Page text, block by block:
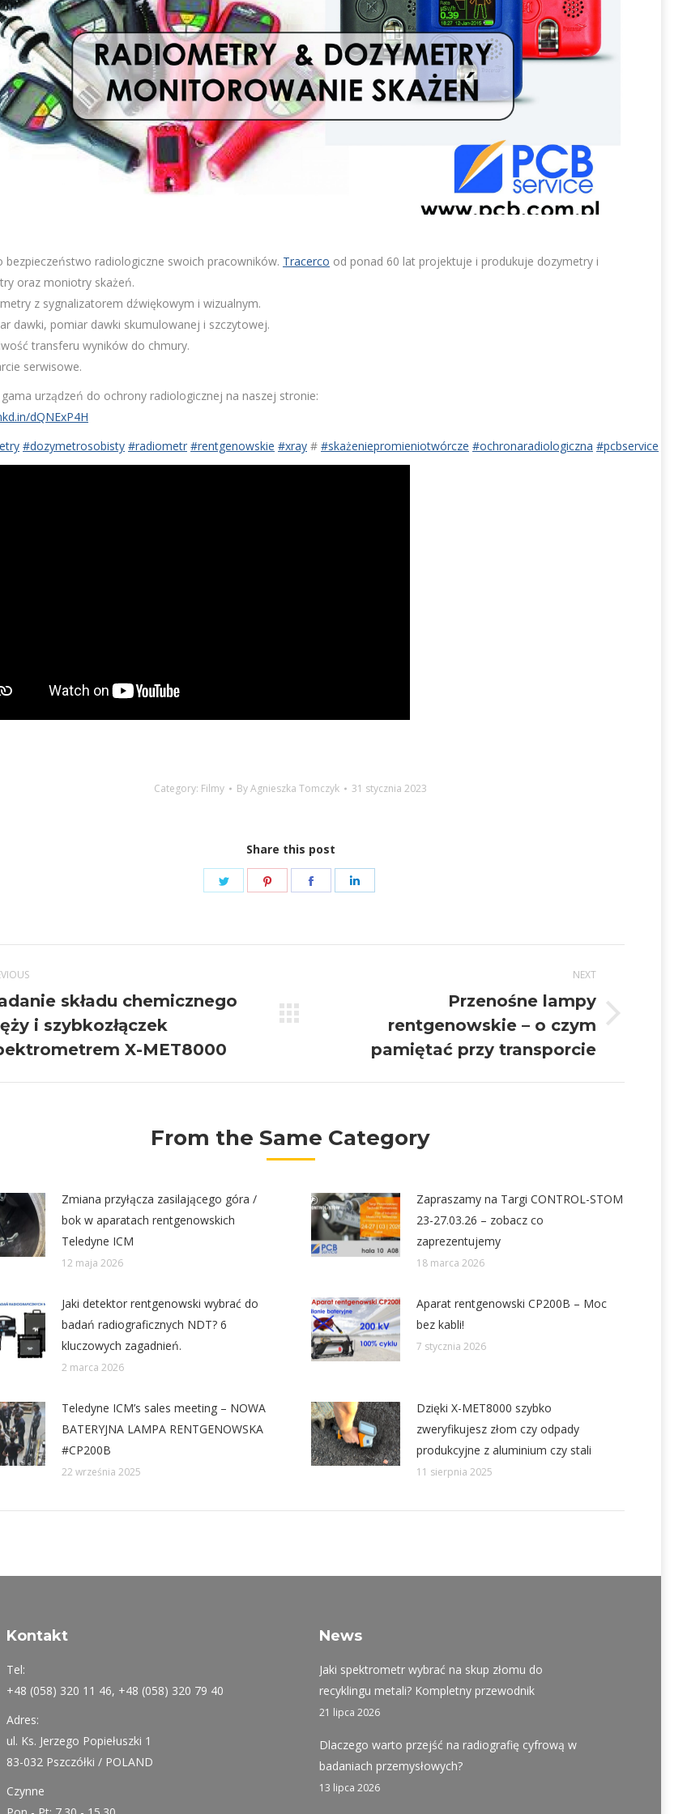
bezpieczeństwo radiologiczne swoich pracowników. Tracerco od ponad 60 lat projektuje i produkuje dozymetry i
oraz moniotry skażeń.
z sygnalizatorem dźwiękowym i wizualnym.
dawki, pomiar dawki skumulowanej i szczytowej.
transferu wyników do chmury.
serwisowe.
gama urządzeń do ochrony radiologicznej na naszej stronie:
dQNExP4H
#dozymetrosobisty #radiometr #rentgenowskie #xray # #skażeniepromieniotwórcze #ochronaradiologiczna #pcbservice
Category: Filmy ByAgnieszka Tomczyk 31 stycznia 2023
Share this post
Share
Share
Share
składu chemicznego
i szybkozłączek
X-MET8000
NEXT
Przenośne lampy
rentgenowskie – o czym
pamiętać przy transporcie
From the Same Category
Zmiana przyłącza zasilającego góra /
bok w aparatach rentgenowskich
Teledyne ICM
12 maja 2026
Zapraszamy na Targi CONTROL-STOM
23-27.03.26 – zobacz co
zaprezentujemy
18 marca 2026
Jaki detektor rentgenowski wybrać do
badań radiograficznych NDT? 6
kluczowych zagadnień.
2 marca 2026
Aparat rentgenowski CP200B – Moc
bez kabli!
7 stycznia 2026
Teledyne ICM’s sales meeting – NOWA
BATERYJNA LAMPA RENTGENOWSKA
#CP200B
22 września 2025
Dzięki X-MET8000 szybko
zweryfikujesz złom czy odpady
produkcyjne z aluminium czy stali
11 sierpnia 2025
Kontakt
Tel:
+48 (058) 320 11 46, +48 (058) 320 79 40
Adres:
ul. Ks. Jerzego Popiełuszki 1
83-032 Pszczółki / POLAND
Czynne
News
Jaki spektrometr wybrać na skup złomu do
recyklingu metali? Kompletny przewodnik
21 lipca 2026
Dlaczego warto przejść na radiografię cyfrową w
badaniach przemysłowych?
13 lipca 2026